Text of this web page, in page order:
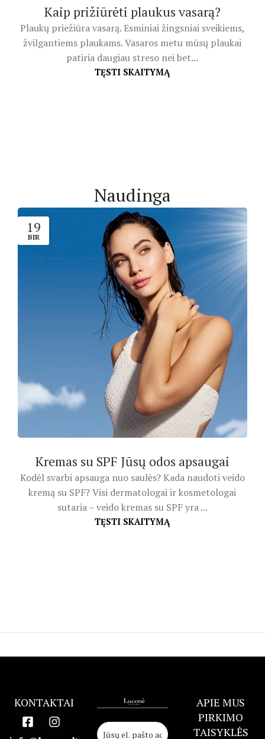
Kaip prižiūrėti plaukus vasarą?
Plaukų priežiūra vasarą. Esminiai žingsniai sveikiems,
žvilgantiems plaukams. Vasaros metu mūsų plaukai
patiria daugiau streso nei bet...
TĘSTI SKAITYMĄ
Naudinga
19
BIR
Kremas su SPF Jūsų odos apsaugai
Kodėl svarbi apsauga nuo saulės? Kada naudoti veido
kremą su SPF? Visi dermatologai ir kosmetologai
sutaria – veido kremas su SPF yra ...
TĘSTI SKAITYMĄ
KONTAKTAI
APIE MUS
PIRKIMO
TAISYKLĖS